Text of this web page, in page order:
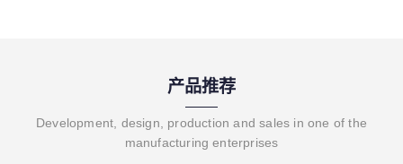
产品推荐
Development, design, production and sales in one of the
manufacturing enterprises